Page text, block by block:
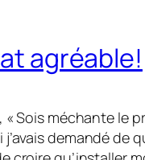
agréable!
méchante le
demandé de